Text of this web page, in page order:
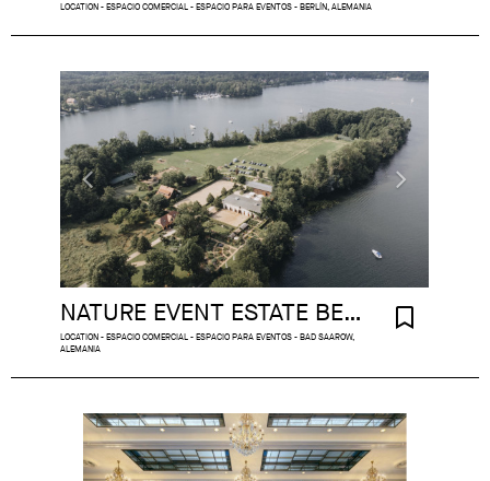
LOCATION - ESPACIO COMERCIAL - ESPACIO PARA EVENTOS - BERLÍN, ALEMANIA
NATURE EVENT ESTATE BERLIN AREA
LOCATION - ESPACIO COMERCIAL - ESPACIO PARA EVENTOS - BAD SAAROW,
ALEMANIA